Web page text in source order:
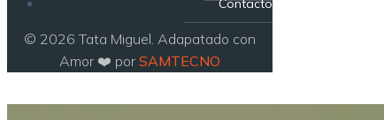
© 2026 Tata Miguel. Adapatado con
Amor ❤️ porSAMTECNO